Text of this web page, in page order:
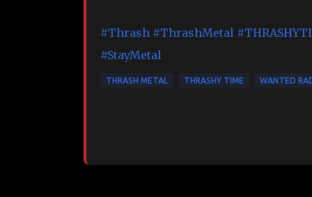
#Thrash #ThrashMetal
#StayMetal
THRASH METAL THRASHY TIME WANTED